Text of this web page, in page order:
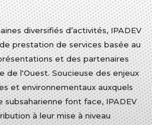
diversifiés d’activités, IPADEV
prestation de services basée au
et des partenaires
de l'Ouest. Soucieuse des enjeux
et environnementaux auxquels
subsaharienne font face, IPADEV
à leur mise à niveau